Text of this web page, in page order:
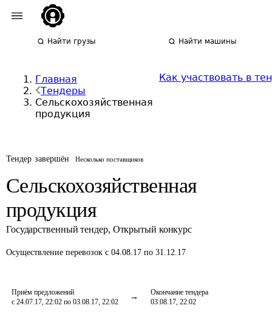
Найти грузы Найти машины
Главная
Тендеры
Сельскохозяйственная
продукция
Как участвовать в
Тендер завершён Несколько поставщиков
Сельскохозяйственная
продукция
Государственный тендер, Открытый конкурс
Осуществление перевозок с 04.08.17 по 31.12.17
Приём предложений
с 24.07.17, 22:02 по 03.08.17, 22:02
Окончание тендера
03.08.17, 22:02